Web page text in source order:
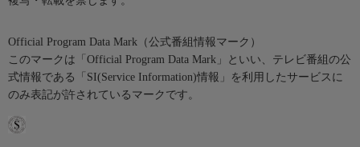
Official Program Data Mark（公式番組情報マーク）
このマークは「Official Program Data Mark」といい、テレビ番組の公
式情報である「SI(Service Information)情報」を利用したサービスに
のみ表記が許されているマークです。